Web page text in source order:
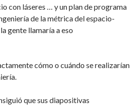
con láseres … y un plan de programa
de la métrica del espacio-
gente llamaría a eso
cómo o cuándo se realizarían
que sus diapositivas